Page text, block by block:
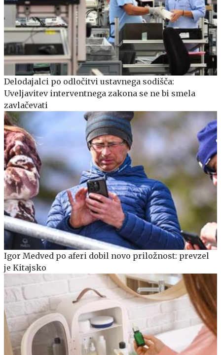
Delodajalci po odločitvi ustavnega sodišča:
Uveljavitev interventnega zakona se ne bi smela
zavlačevati
Igor Medved po aferi dobil novo priložnost: prevzel
je Kitajsko